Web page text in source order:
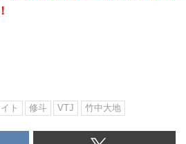
ト 修斗 VTJ 竹中大地